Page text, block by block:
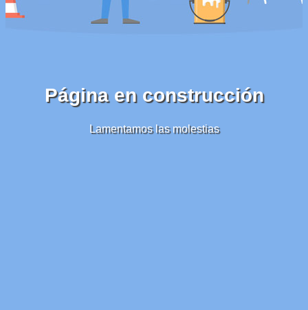
Página en construcción
Lamentamos las molestias